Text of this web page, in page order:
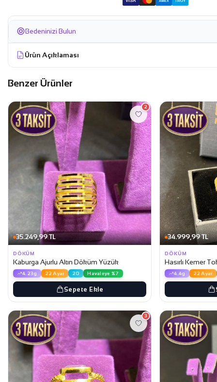
AMEX
Bedeninizi Bulun
Ürün Açıklaması
Benzer Ürünler
35.249,99 TL
2
DÖKÜM
Kaburga Ajurlu Altın Döküm Yüzük
4.23g 22 Ayar 20 Havaleye %7
Sepete Ekle
34.999,99 TL
DÖKÜM
Hasırlı Kemer
4.4g 22 Ayar
3